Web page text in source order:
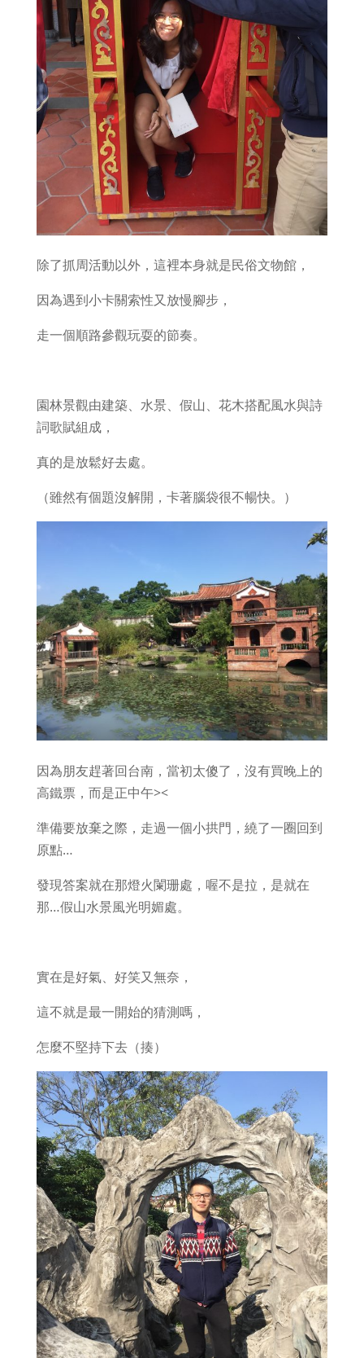
除了抓周活動以外，這裡本身就是民俗文物館，
因為遇到小卡關索性又放慢腳步，
走一個順路參觀玩耍的節奏。
園林景觀由建築、水景、假山、花木搭配風水與詩
詞歌賦組成，
真的是放鬆好去處。
（雖然有個題沒解開，卡著腦袋很不暢快。）
因為朋友趕著回台南，當初太傻了，沒有買晚上的
高鐵票，而是正中午><
準備要放棄之際，走過一個小拱門，繞了一圈回到
原點…
發現答案就在那燈火闌珊處，喔不是拉，是就在
那…假山水景風光明媚處。
實在是好氣、好笑又無奈，
這不就是最一開始的猜測嗎，
怎麼不堅持下去（揍）